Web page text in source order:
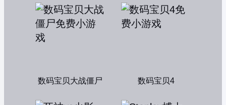
数码宝贝大战僵尸 数码宝贝4